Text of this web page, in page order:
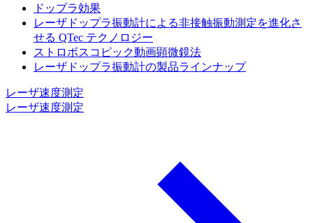
ドップラ効果
レーザドップラ振動計による非接触振動測定を進化さ
せる QTec テクノロジー
ストロボスコピック動画顕微鏡法
レーザドップラ振動計の製品ラインナップ
レーザ速度測定
レーザ速度測定